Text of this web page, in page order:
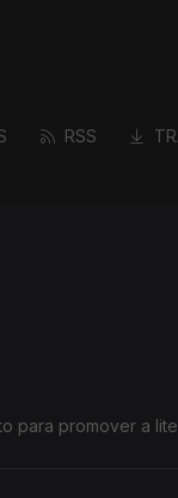
RSS
para promover a